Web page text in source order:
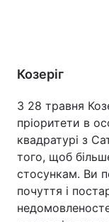
Козеріг
З 28 травня
пріоритети в
квадратурі з
того, щоб
стосункам. Ви
почуття і